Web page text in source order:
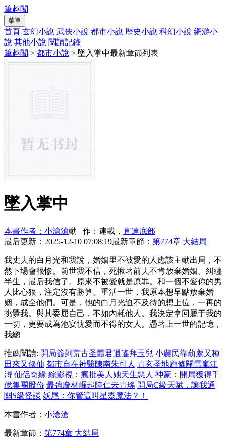
筆趣閣
菜單
首頁 玄幻小說 武俠小說 都市小說 歷史小說 科幻小說 網游小
說 其他小說 閱讀記錄
筆趣閣 > 都市小說 > 墜入掌中最新章節列表
墜入掌中
本書作者：小滄滄動 作：連載， 直達底部
最后更新：2025-12-10 07:08:19最新章節： 第774章 大結局
我丈夫的白月光和我說，婚姻里不被愛的人應該主動出局，不
然下場會很慘。前世我不信，死揪著前夫不肯放棄婚姻。糾纏
半生，最后我信了。原來不被愛就是原罪。和一個不愛你的男
人比心狠，注定沒有勝算。重活一世，我原本想早點放棄婚
姻，成全他們。可是，他的白月光迫不及待的想上位，一再的
挑釁我。與其委屈自己，不如內耗他人。我決定拿回屬于我的
一切，更要成為池宴忱愛而不得的女人。憑著上一世的記憶，
我總
推薦閱讀: 開局簽到荒古圣體君逍遙拜玉兒 小農民靠葫蘆又種
田來又修仙 都市自在神醫陳南朱可人 青玄圣地顧修關雪嵐江
潯 仙侶奇緣 綜影視：瘋批美人她天生惡人 神豪：開局獲得千
億集團股份 最強廢材崛起陸仁云青瑤 開局C級天賦，讓我通
關S級怪談 妖尾：你管這叫星靈魔法？！
本書作者： 小滄滄
最新章節： 第774章 大結局